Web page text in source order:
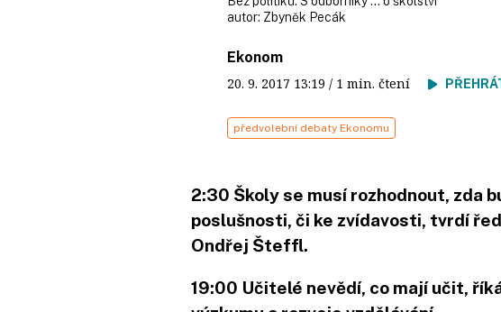
autor: Zbyněk Pecák
Ekonom
20. 9. 2017 13:19 / 1 min. čtení
předvolební debaty Ekonomu
2:30 Školy se musí rozhodnout, zda
poslušnosti, či ke zvídavosti, tvrdí
Ondřej Šteffl.
19:00 Učitelé nevědí, co mají učit,